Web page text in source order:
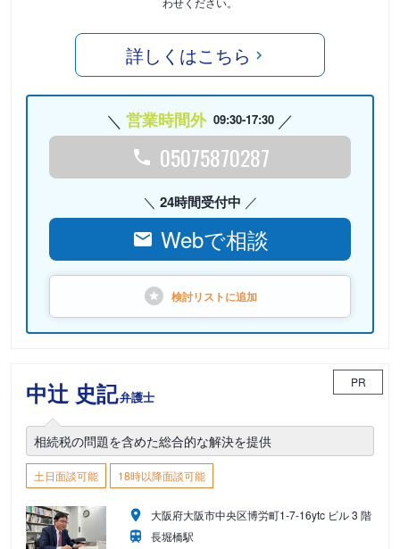
詳しくはこちら
営業時間外 09:30-17:30
05075870287
24時間受付中
Webで相談
検討リストに追加
中辻 史記弁護士
PR
相続税の問題を含めた総合的な解決を提供
土日面談可能 18時以降面談可能
大阪府大阪市中央区博労町1-7-16ytc ビル 3 階
長堀橋駅